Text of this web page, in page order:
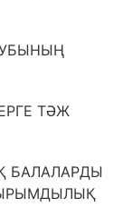
ТӘЖ
БАЛАЛАРДЫ